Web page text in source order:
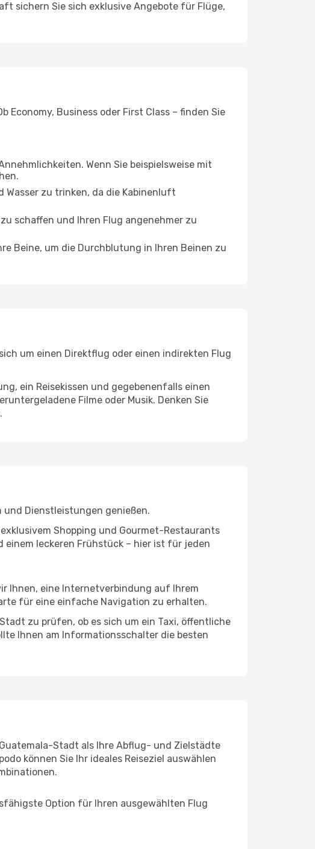
sichern Sie sich exklusive Angebote für Flüge,
Business oder First Class – finden Sie
Wenn Sie beispielsweise mit
Wasser zu trinken, da die Kabinenluft
schaffen und Ihren Flug angenehmer zu
Beine, um die Durchblutung in Ihren Beinen zu
um einen Direktflug oder einen indirekten Flug
ein Reisekissen und gegebenenfalls einen
Filme oder Musik. Denken Sie
Dienstleistungen genießen.
Shopping und Gourmet-Restaurants
einem leckeren Frühstück – hier ist für jeden
Ihnen, eine Internetverbindung auf Ihrem
für eine einfache Navigation zu erhalten.
zu prüfen, ob es sich um ein Taxi, öffentliche
Ihnen am Informationsschalter die besten
Stadt als Ihre Abflug- und Zielstädte
können Sie Ihr ideales Reiseziel auswählen
Option für Ihren ausgewählten Flug